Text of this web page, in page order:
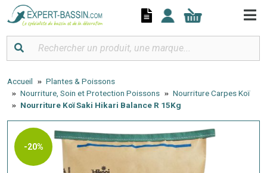
Accueil
Plantes & Poissons
Nourriture, Soin et Protection Poissons
Nourriture Carpes Koï
Nourriture Koï Saki Hikari Balance R 15Kg
-20%
Panneau de gestion des cookies